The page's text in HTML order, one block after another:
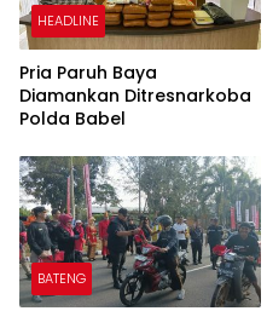
HEADLINE
Pria Paruh Baya
Diamankan Ditresnarkoba
Polda Babel
BATENG